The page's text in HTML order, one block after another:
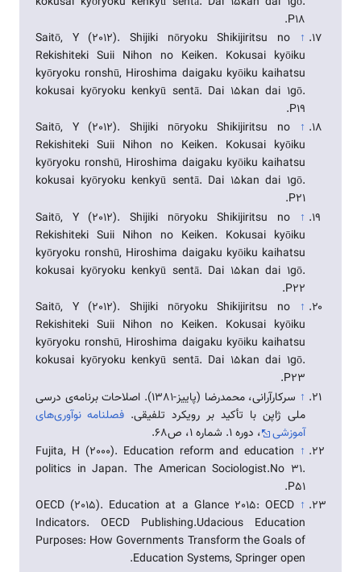
P18.
↑
Saitō, Y (2012). Shijiki nōryoku Shikijiritsu no
Rekishiteki Suii Nihon no Keiken. Kokusai kyōiku
kyōryoku ronshū, Hiroshima daigaku kyōiku kaihatsu
kokusai kyōryoku kenkyū sentā. Dai 15kan dai 1gō.
P19.
↑
Saitō, Y (2012). Shijiki nōryoku Shikijiritsu no
Rekishiteki Suii Nihon no Keiken. Kokusai kyōiku
kyōryoku ronshū, Hiroshima daigaku kyōiku kaihatsu
kokusai kyōryoku kenkyū sentā. Dai 15kan dai 1gō.
P21.
↑
Saitō, Y (2012). Shijiki nōryoku Shikijiritsu no
Rekishiteki Suii Nihon no Keiken. Kokusai kyōiku
kyōryoku ronshū, Hiroshima daigaku kyōiku kaihatsu
kokusai kyōryoku kenkyū sentā. Dai 15kan dai 1gō.
P22.
↑
Saitō, Y (2012). Shijiki nōryoku Shikijiritsu no
Rekishiteki Suii Nihon no Keiken. Kokusai kyōiku
kyōryoku ronshū, Hiroshima daigaku kyōiku kaihatsu
kokusai kyōryoku kenkyū sentā. Dai 15kan dai 1gō.
P23.
↑
سرکارآرانی، محمدرضا (پاییز-1381). اصلاحات برنامه‌ی درسی
ملی ژاپن با تأکید بر رویکرد تلفیقی. فصلنامه نوآوری‌های
آموزشی
، دوره 1. شماره 1، ص68.
↑
Fujita, H (2000). Education reform and education
politics in Japan. The American Sociologist.No 31.
P51.
↑
OECD (2015). Education at a Glance 2015: OECD
Indicators. OECD Publishing.Udacious Education
Purposes: How Governments Transform the Goals of
Education Systems, Springer open.